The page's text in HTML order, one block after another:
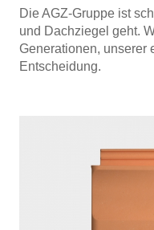
Die AGZ-Gruppe ist
und Dachziegel geht.
Generationen, unserer
Entscheidung.